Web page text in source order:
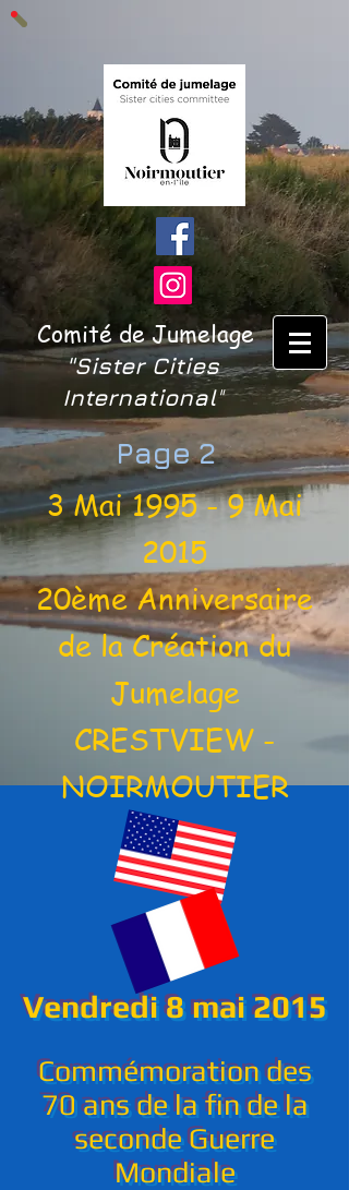
Comité de Jumelage
"Sister Cities
International"
Page 2
3 Mai 1995 - 9 Mai
2015
20ème Anniversaire
de la Création du
Jumelage
CRESTVIEW -
NOIRMOUTIER
Vendredi 8 mai 2015
Commémoration des
70 ans de la fin de la
seconde Guerre
Mondiale